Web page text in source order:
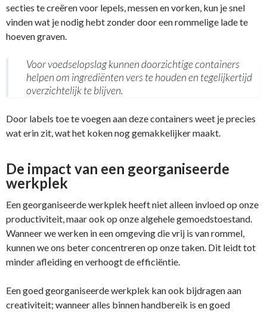
secties te creëren voor lepels, messen en vorken, kun je snel
vinden wat je nodig hebt zonder door een rommelige lade te
hoeven graven.
Voor voedselopslag kunnen doorzichtige containers
helpen om ingrediënten vers te houden en tegelijkertijd
overzichtelijk te blijven.
Door labels toe te voegen aan deze containers weet je precies
wat erin zit, wat het koken nog gemakkelijker maakt.
De impact van een georganiseerde
werkplek
Een georganiseerde werkplek heeft niet alleen invloed op onze
productiviteit, maar ook op onze algehele gemoedstoestand.
Wanneer we werken in een omgeving die vrij is van rommel,
kunnen we ons beter concentreren op onze taken. Dit leidt tot
minder afleiding en verhoogt de efficiëntie.
Een goed georganiseerde werkplek kan ook bijdragen aan
creativiteit; wanneer alles binnen handbereik is en goed